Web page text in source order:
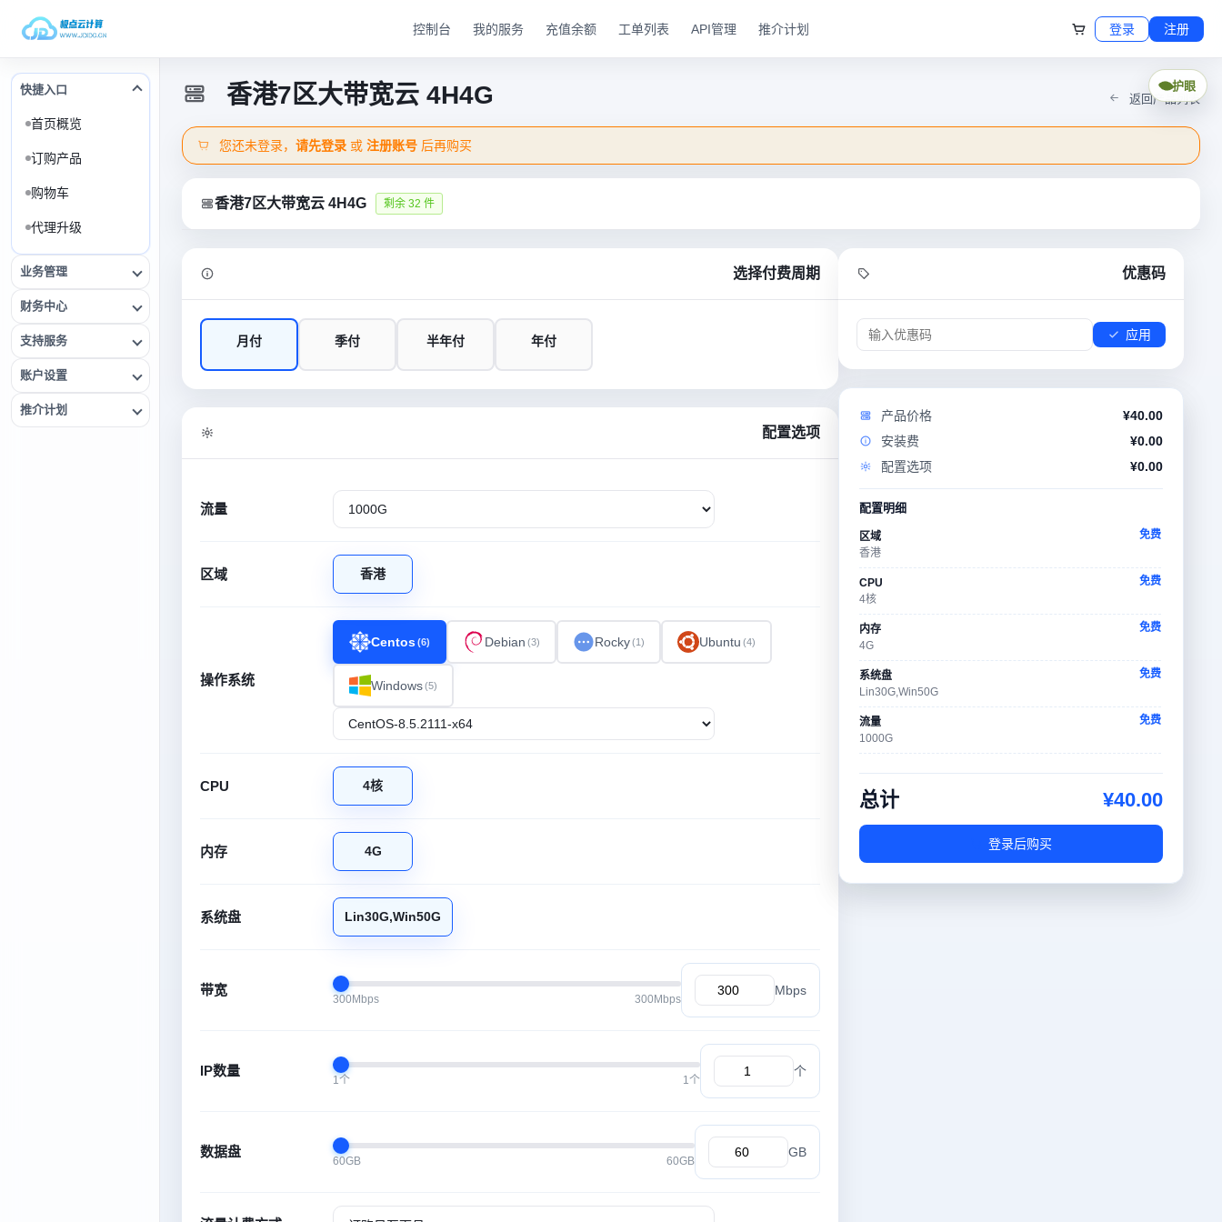
控制台 我的服务 充值余额 工单列表 API管理 推介计划 登录 注册
快捷入口
首页概览
订购产品
购物车
代理升级
业务管理
财务中心
支持服务
账户设置
推介计划
香港7区大带宽云 4H4G 返回产品列表
您还未登录，请先登录 或注册账号 后再购买
香港7区大带宽云 4H4G 剩余 32 件
选择付费周期
月付 季付 半年付 年付
配置选项
流量
区域 香港
操作系统
Centos(6) Debian (3) Rocky(1) Ubuntu (4)
Windows(5)
CPU 4核
内存 4G
系统盘 Lin30G,Win50G
带宽
300Mbps 300Mbps
Mbps
IP数量
1个 1个
个
数据盘
60GB 60GB
GB
优惠码
应用
产品价格 ¥40.00
安装费
¥0.00
配置选项
¥0.00
配置明细
区域
香港
免费
CPU
4核
免费
内存
4G
免费
系统盘
Lin30G,Win50G
免费
流量
1000G
免费
CentOS-8.5.2111-x64
带宽
免费
总计 ¥40.00
登录后购买
护眼